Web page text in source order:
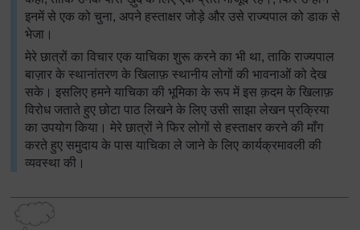
इनमें से एक को चुना, अपने हस्ताक्षर जोड़े और उसे राज्यपाल को डाक से
भेजा।
मेरे छात्रों का विचार एक याचिका शुरू करने का भी था, ताकि राज्यपाल
बाज़ार के स्थानांतरण के खिलाफ़ स्थानीय लोगों की भावनाओं को देख
सके। इसलिए हमने याचिका की भूमिका के रूप में इस क़दम के खिलाफ़
विरोध जताते हुए छोटा पाठ लिखने के लिए उसी साझा लेखन प्रक्रिया
का उपयोग किया। मेरे छात्रों ने फिर लोगों से हस्ताक्षर करने की माँग
करते हुए समुदाय के पास याचिका ले जाने के लिए कार्यक्रमावली की
व्यवस्था की।